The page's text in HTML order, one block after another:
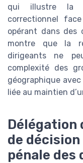
qui illustre la
correctionnel
opérant dans des
montre que la
dirigeants ne
complexité des
géographique
liée au maintien
Délégation
de
pénale des